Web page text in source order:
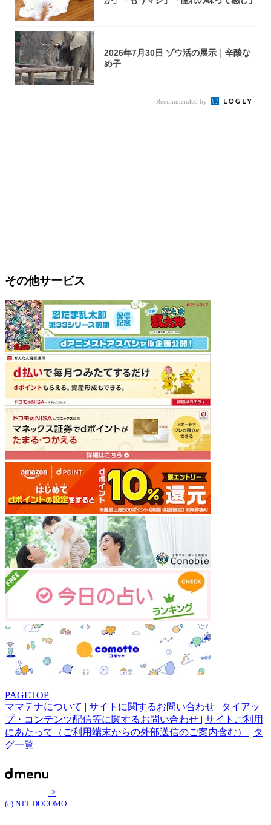
2026年7月30日 ゾウ活の展示｜辛酸な
め子
Recommended by
その他サービス
PAGETOP
ママテナについて | サイトに関するお問い合わせ | タイアッ
プ・コンテンツ配信等に関するお問い合わせ | サイトご利用
にあたって（ご利用端末からの外部送信のご案内含む） | タ
グ一覧
>
(c) NTT DOCOMO